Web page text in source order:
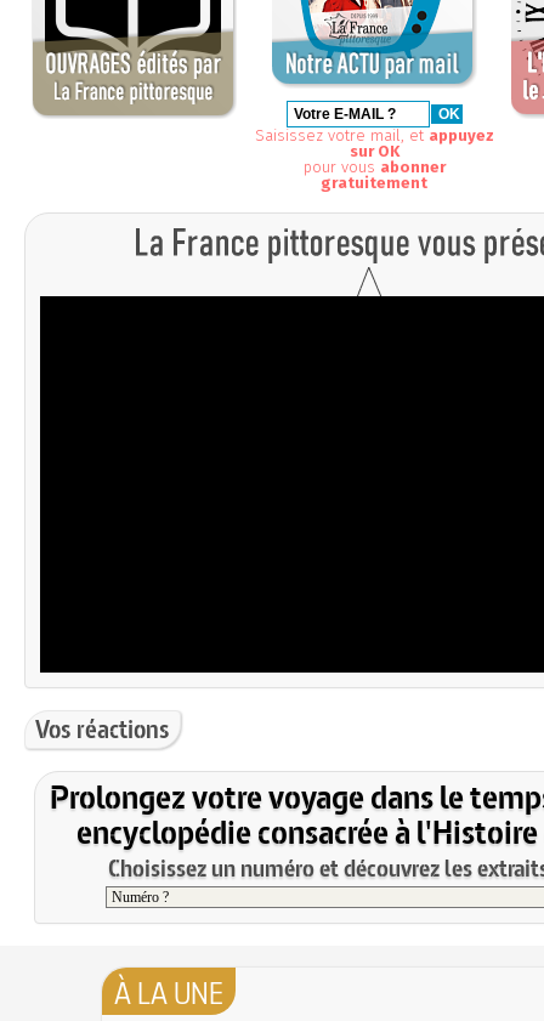
Saisissez votre mail, et appuyez
sur OK
pour vous abonner
gratuitement
Vos réactions
Prolongez votre voyage dans le
encyclopédie consacrée à l'Histoire
Choisissez un numéro et découvrez les
À LA UNE